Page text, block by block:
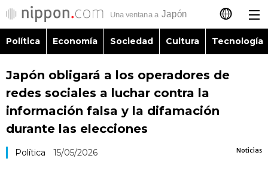
日本語
English
简体字
Política
Economía
Política Economía Sociedad Cultura Tecnología
Japón obligará a los operadores de
redes sociales a luchar contra la
información falsa y la difamación
durante las elecciones
Noticias
Política 15/05/2026